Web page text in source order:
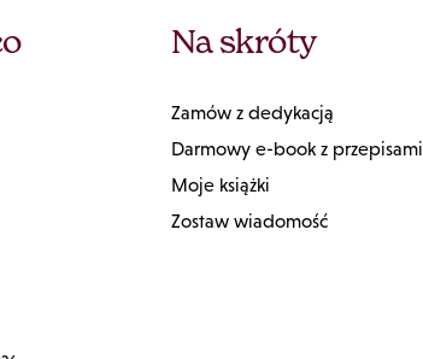
Na skróty
Zamów z dedykacją
Darmowy e-book z przepisami
Moje książki
Zostaw wiadomość